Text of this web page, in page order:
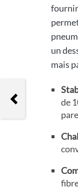
Therm-a-
un
mais
de